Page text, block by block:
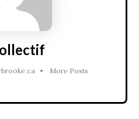
• More Posts